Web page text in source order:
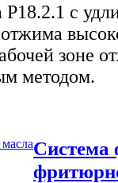
с
зоне
методом.
Система